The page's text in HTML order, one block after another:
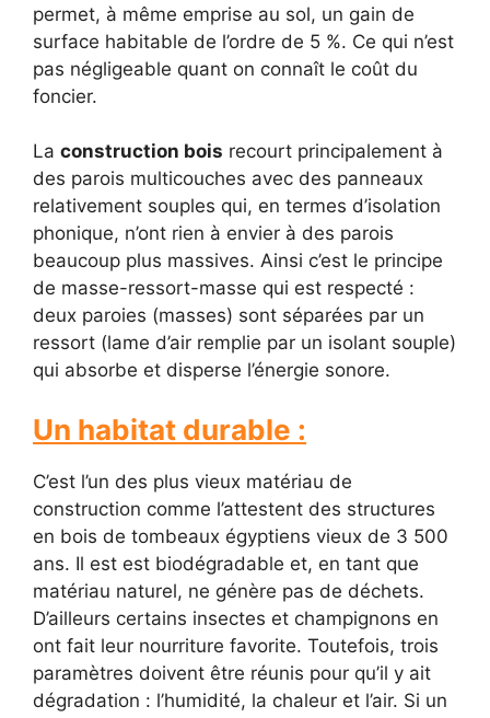
permet, à même emprise au sol, un gain de
surface habitable de l’ordre de 5 %. Ce qui n’est
pas négligeable quant on connaît le coût du
foncier.
La construction bois recourt principalement à
des parois multicouches avec des panneaux
relativement souples qui, en termes d’isolation
phonique, n’ont rien à envier à des parois
beaucoup plus massives. Ainsi c’est le principe
de masse-ressort-masse qui est respecté :
deux paroies (masses) sont séparées par un
ressort (lame d’air remplie par un isolant souple)
qui absorbe et disperse l’énergie sonore.
Un habitat durable :
C’est l’un des plus vieux matériau de
construction comme l’attestent des structures
en bois de tombeaux égyptiens vieux de 3 500
ans. Il est est biodégradable et, en tant que
matériau naturel, ne génère pas de déchets.
D’ailleurs certains insectes et champignons en
ont fait leur nourriture favorite. Toutefois, trois
paramètres doivent être réunis pour qu’il y ait
dégradation : l’humidité, la chaleur et l’air. Si un